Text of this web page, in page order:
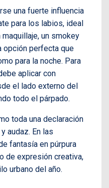
una fuerte influencia
para los labios, ideal
un smokey
opción perfecta que
para la noche. Para
aplicar con
el lado externo del
todo el párpado.
toda una declaración
audaz. En las
fantasía en púrpura
de expresión creativa,
urbano del año.